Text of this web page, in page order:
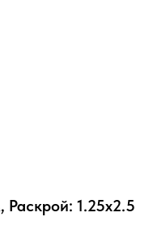
1.25х2.5